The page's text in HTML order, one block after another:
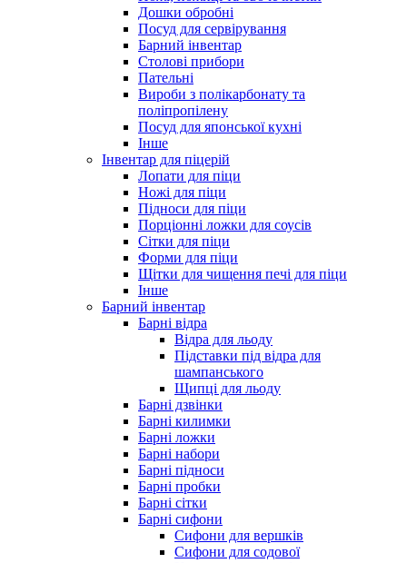
Дошки обробні
Посуд для сервірування
Барний інвентар
Столові прибори
Пательні
Вироби з полікарбонату та
поліпропілену
Посуд для японської кухні
Інше
Інвентар для піцерій
Лопати для піци
Ножі для піци
Підноси для піци
Порціонні ложки для соусів
Сітки для піци
Форми для піци
Щітки для чищення печі для піци
Інше
Барний інвентар
Барні відра
Відра для льоду
Підставки під відра для
шампанського
Щипці для льоду
Барні дзвінки
Барні килимки
Барні ложки
Барні набори
Барні підноси
Барні пробки
Барні сітки
Барні сифони
Сифони для вершків
Сифони для содової